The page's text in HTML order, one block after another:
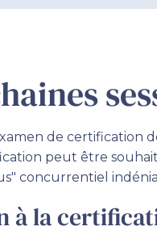
de
peut être
concurrentiel
à la